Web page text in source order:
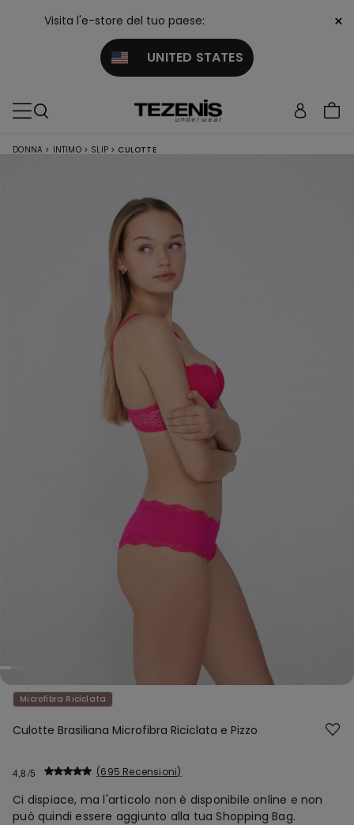
Visita l'e-store del tuo paese:
UNITED STATES
×
DONNA > INTIMO > SLIP > CULOTTE
Microfibra Riciclata
Culotte Brasiliana Microfibra Riciclata e Pizzo
4,8 695 Recensioni
Ci dispiace, ma l'articolo non è disponibile online e non
può quindi essere aggiunto alla tua Shopping Bag.